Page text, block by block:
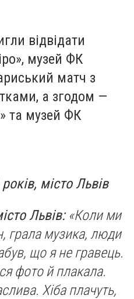
відвідати
музей ФК
матч з
а згодом —
та музей ФК
місто Львів
Львів:«Коли ми
грала музика, люди
що я не гравець.
фото й плакала.
Хіба плачуть,